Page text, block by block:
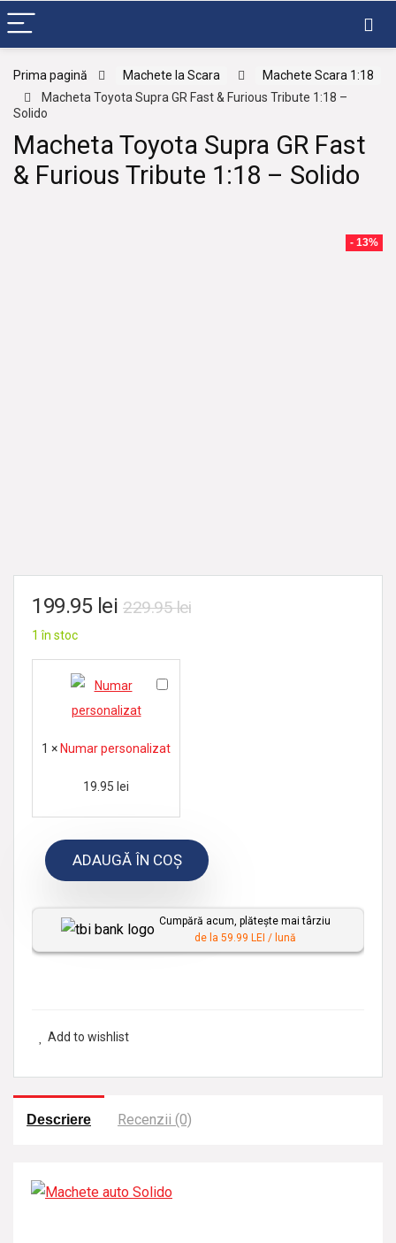
Prima pagină Machete la Scara
Machete Scara 1:18
Macheta Toyota Supra GR Fast & Furious Tribute 1:18 –
Solido
Macheta Toyota Supra GR Fast
& Furious Tribute 1:18 – Solido
- 13%
229.95lei
199.95 lei
1 în stoc
N
r
s
n
a
t
1 × Numar personalizat
19.95 lei
ADAUGĂ ÎN COȘ
Cumpără acum, plătește mai târziu
de la 59.99 LEI / lună
Add to wishlist
Descriere Recenzii (0)